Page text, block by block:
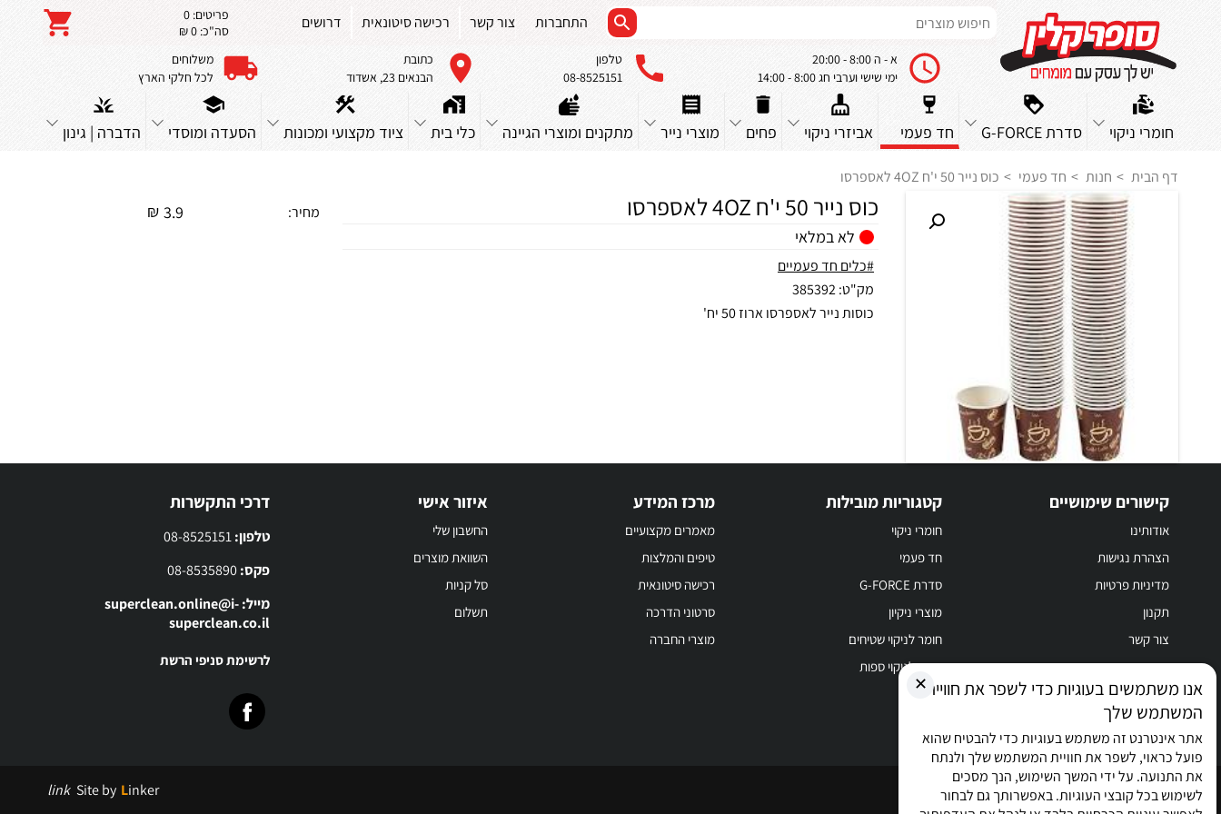
התחברות צור קשר רכישה סיטונאית דרושים פריטים: 0
סה"כ: 0 ₪
א - ה 8:00 - 20:00
ימי שישי וערבי חג 8:00 - 14:00
טלפון
08-8525151
כתובת
הבנאים 23, אשדוד
משלוחים
לכל חלקי הארץ
חומרי ניקוי סדרת G-FORCE חד פעמי אביזרי ניקוי פחים מוצרי נייר מתקנים ומוצרי הגיינה כלי בית ציוד מקצועי ומכונות הסעדה ומוסדי הדברה | גינון
דף הבית חנות חד פעמי כוס נייר 50 י'ח 4OZ לאספרסו
כוס נייר 50 י'ח 4OZ לאספרסו
לא במלאי
#כלים חד פעמיים
מק"ט:385392
כוסות נייר לאספרסו ארוז 50 יח'
מחיר: 3.9
₪
קישורים שימושיים
אודותינו
הצהרת נגישות
מדיניות פרטיות
תקנון
צור קשר
קטגוריות מובילות
חומרי ניקוי
חד פעמי
סדרת G-FORCE
מוצרי ניקיון
חומר לניקוי שטיחים
חומר לניקוי ספות
מרכז המידע
מאמרים מקצועיים
טיפים והמלצות
רכישה סיטונאית
סרטוני הדרכה
מוצרי החברה
איזור אישי
החשבון שלי
השוואת מוצרים
סל קניות
תשלום
דרכי התקשרות
טלפון:
פקס:08-8535890
מייל: superclean.online@i-
superclean.co.il
לרשימת סניפי הרשת
כל הזכויות שמורות © 2026 link Site by Linker
✕אנו משתמשים בעוגיות כדי לשפר את חוויית
המשתמש שלך
אתר אינטרנט זה משתמש בעוגיות כדי להבטיח שהוא
פועל כראוי, לשפר את חוויית המשתמש שלך ולנתח
את התנועה. על ידי המשך השימוש, הנך מסכים
לשימוש בכל קובצי העוגיות. באפשרותך גם לבחור